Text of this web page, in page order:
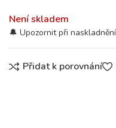
Není skladem
Přidat k porovnání